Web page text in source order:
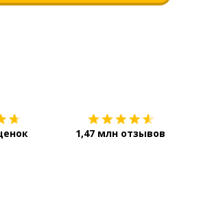
1,47 млн отзывов